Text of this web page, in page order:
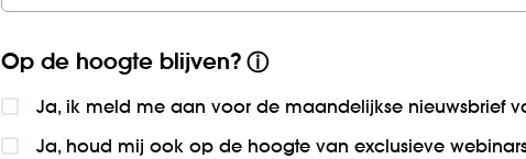
Op de hoogte blijven? ⓘ
Ja, ik meld me aan voor de maandelijkse nieuws­brief
Ja, houd mij ook op de hoogte van exclusieve